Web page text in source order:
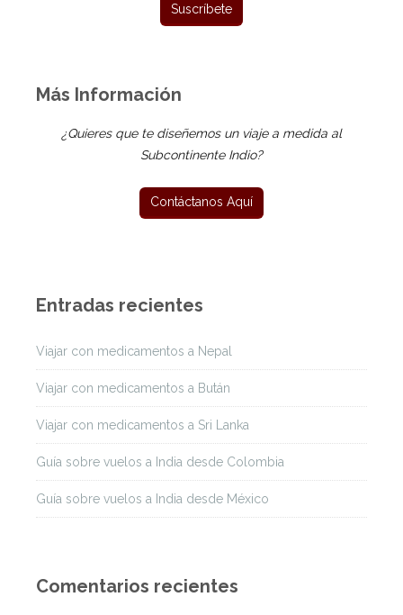
Más Información
¿Quieres que te diseñemos un viaje a medida al
Subcontinente Indio?
Entradas recientes
Viajar con medicamentos a Nepal
Viajar con medicamentos a Bután
Viajar con medicamentos a Sri Lanka
Guía sobre vuelos a India desde Colombia
Guía sobre vuelos a India desde México
Comentarios recientes